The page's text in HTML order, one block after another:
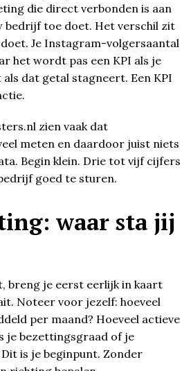
die direct verbonden is aan
bedrijf toe doet. Het verschil zit
Je Instagram-volgersaantal
het wordt pas een KPI als je
dat getal stagneert. Een KPI
zien vaak dat
meten en daardoor juist niets
Begin klein. Drie tot vijf cijfers
goed te sturen.
waar sta jij
breng je eerst eerlijk in kaart
Noteer voor jezelf: hoeveel
per maand? Hoeveel actieve
je bezettingsgraad of je
is je beginpunt. Zonder